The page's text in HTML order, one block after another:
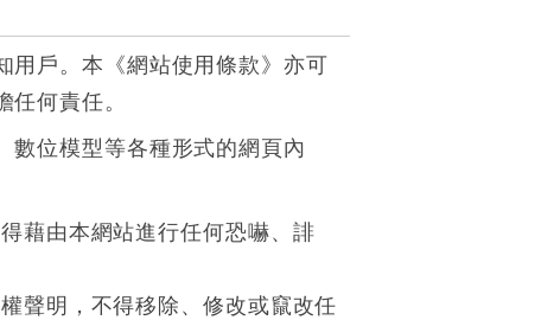
用戶。本《網站使用條款》亦可
何責任。
數位模型等各種形式的網頁內
藉由本網站進行任何恐嚇、誹
聲明，不得移除、修改或竄改任